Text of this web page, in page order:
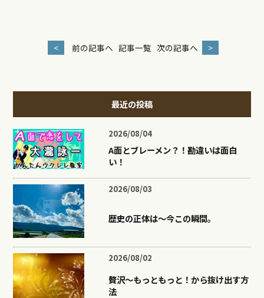
< 前の記事へ 記事一覧 次の記事へ >
最近の投稿
2026/08/04
A面とブレーメン？！勘違いは面白
い！
2026/08/03
歴史の正体は〜今この瞬間。
2026/08/02
贅沢〜もっともっと！から抜け出す方
法